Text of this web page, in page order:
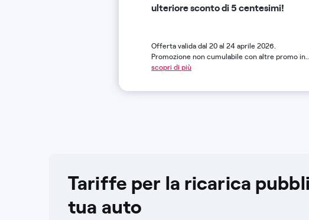
ulteriore sconto di 5 centesimi!
Offerta valida dal 20 al 24 aprile 2026.
Promozione non cumulabile con altre promo in...
scopri di più
Tariffe per la ricarica
tua auto